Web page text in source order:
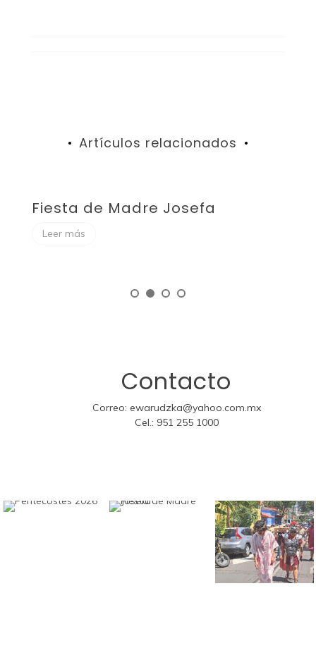
Artículos relacionados
RECUERDOS DE LA SEMANA
SANTA
Contacto
Correo: ewarudzka@yahoo.com.mx
Cel.: 951 255 1000